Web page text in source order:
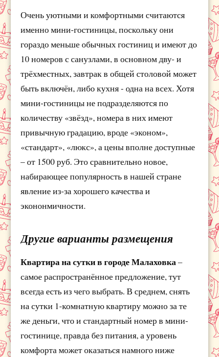
Очень уютными и комфортными считаются
именно мини-гостиницы, поскольку они
гораздо меньше обычных гостиниц и имеют до
10 номеров с санузлами, в основном дву- и
трёхместных, завтрак в общей столовой может
быть включён, либо кухня - одна на всех. Хотя
мини-гостиницы не подразделяются по
количеству «звёзд», номера в них имеют
привычную градацию, вроде «эконом»,
«стандарт», «люкс», а цены вполне доступные
– от 1500 руб. Это сравнительно новое,
набирающее популярность в нашей стране
явление из-за хорошего качества и
экононмичности.
Другие варианты размещения
Квартира на сутки в городе Малаховка–
самое распространённое предложение, тут
всегда есть из чего выбрать. В среднем, снять
на сутки 1-комнатную квартиру можно за те
же деньги, что и стандартный номер в мини-
гостинице, правда без питания, а уровень
комфорта может оказаться намного ниже